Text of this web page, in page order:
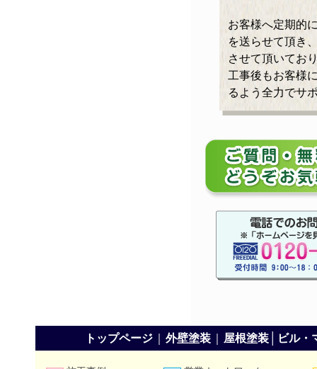
お客様へ定期的
を送らせて頂き
させて頂いてお
工事後もお客様
るよう全力でサ
トップページ 外壁塗装 屋根塗装 ビル・